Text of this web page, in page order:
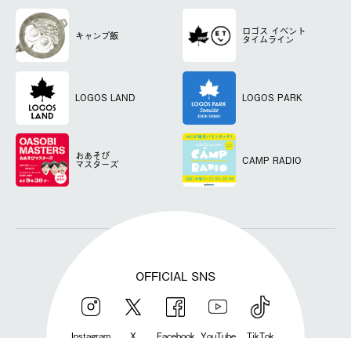
キャンプ飯 ロゴス イベント
タイムライン
LOGOS LAND LOGOS PARK
おあそび
マスターズ CAMP RADIO
OFFICIAL SNS
Instagram X Facebook YouTube TikTok